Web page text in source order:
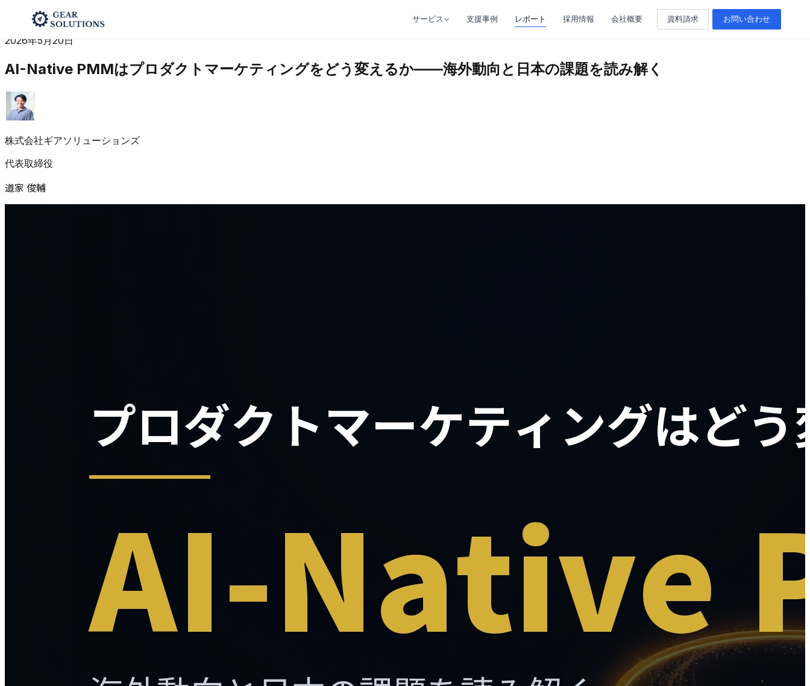
サービス
自社事業・プロダクト・メディア
支援事例 レポート 採用情報 会社概要 資料請求 お問い合わせ
/ レポート
RevOps / PMM
2026年5月20日
AI-Native PMMはプロダクトマーケティングをどう変えるか——海外動向と日本の課題を読み解く
株式会社ギアソリューションズ
代表取締役
道家 俊輔